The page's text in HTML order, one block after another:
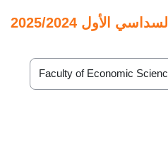
السداسي الأول 2025/2024
Course categories